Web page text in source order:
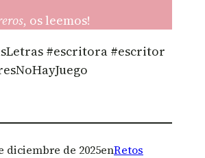
, os leemos!
#escritora #escritor
diciembre de 2025enRetos